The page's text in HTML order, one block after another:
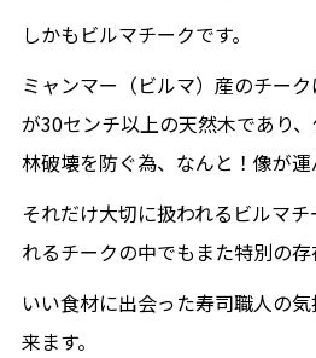
しかもビルマチークです。
ミャンマー（ビルマ）産のチー
が30センチ以上の天然木であり
林破壊を防ぐ為、なんと！像が運
それだけ大切に扱われるビルマ
れるチークの中でもまた特別の存
いい食材に出会った寿司職人の
来ます。